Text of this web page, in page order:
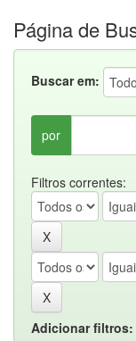
Página de
Buscar em:
por
Filtros correntes:
Adicionar filtros: